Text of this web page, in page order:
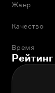
Жанр
Качество
Время
Рейтинг